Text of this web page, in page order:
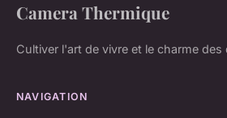
Camera Thermique
Cultiver l'art de vivre et le charme
NAVIGATION